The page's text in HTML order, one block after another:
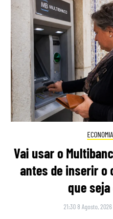
ECONOMIA
Vai usar o
antes de inserir o
que
21:30 8 Agosto, 2026